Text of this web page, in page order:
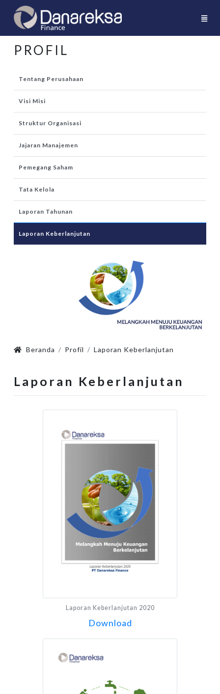
PROFIL
Tentang Perusahaan
Visi Misi
Struktur Organisasi
Jajaran Manajemen
Pemegang Saham
Tata Kelola
Laporan Tahunan
Laporan Keberlanjutan
Beranda Profil Laporan Keberlanjutan
Laporan Keberlanjutan
Laporan Keberlanjutan 2020
Download